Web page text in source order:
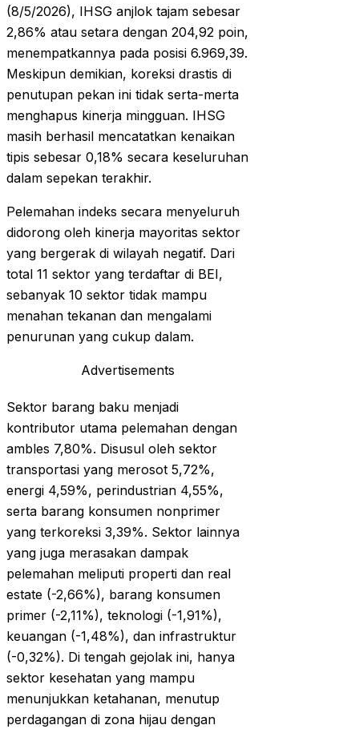
(8/5/2026), IHSG anjlok tajam sebesar
2,86% atau setara dengan 204,92 poin,
menempatkannya pada posisi 6.969,39.
Meskipun demikian, koreksi drastis di
penutupan pekan ini tidak serta-merta
menghapus kinerja mingguan. IHSG
masih berhasil mencatatkan kenaikan
tipis sebesar 0,18% secara keseluruhan
dalam sepekan terakhir.
Pelemahan indeks secara menyeluruh
didorong oleh kinerja mayoritas sektor
yang bergerak di wilayah negatif. Dari
total 11 sektor yang terdaftar di BEI,
sebanyak 10 sektor tidak mampu
menahan tekanan dan mengalami
penurunan yang cukup dalam.
Advertisements
Sektor barang baku menjadi
kontributor utama pelemahan dengan
ambles 7,80%. Disusul oleh sektor
transportasi yang merosot 5,72%,
energi 4,59%, perindustrian 4,55%,
serta barang konsumen nonprimer
yang terkoreksi 3,39%. Sektor lainnya
yang juga merasakan dampak
pelemahan meliputi properti dan real
estate (-2,66%), barang konsumen
primer (-2,11%), teknologi (-1,91%),
keuangan (-1,48%), dan infrastruktur
(-0,32%). Di tengah gejolak ini, hanya
sektor kesehatan yang mampu
menunjukkan ketahanan, menutup
perdagangan di zona hijau dengan